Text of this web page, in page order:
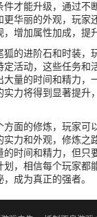
件才能升级，通过不
更华丽的外观，玩家
增加属性加成，提
狐的进阶石和时装，
定活动，这些任务和
大量的时间和精力，
力将得到显著提升
方面的修炼，玩家可
力和外观，修炼之
的时间和精力，但只
，相信每个玩家都
成为真正的强者。